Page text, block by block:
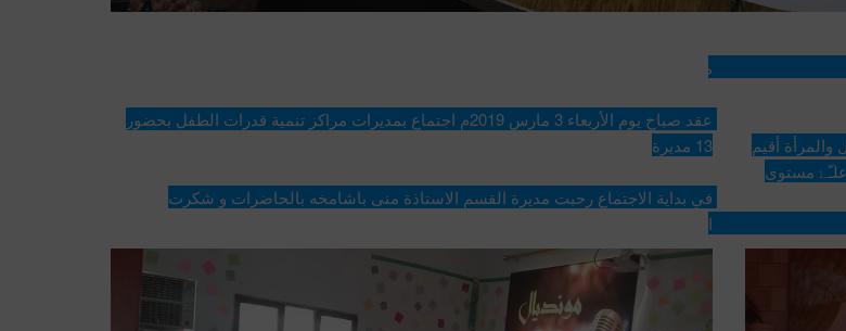
مؤسسة بسمة تعقد اجتماعا بمديرات مراكز تنمية قدرات الطفل
13 مديرة
المديرات على الحضور وتلبية الدعوة